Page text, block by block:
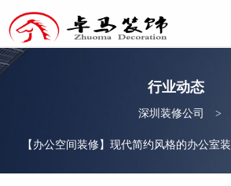
行业动态
深圳装修公司 >
【办公空间装修】现代简约风格的办公室